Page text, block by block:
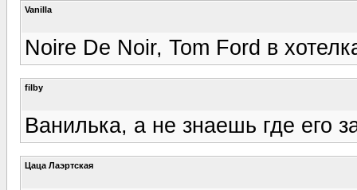
Vanilla
Noire De Noir, Tom Ford в
filby
Ванилька, а не знаешь где его
Цаца Лаэртская